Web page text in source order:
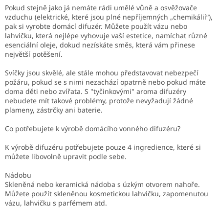
Pokud stejně jako já nemáte rádi umělé vůně a osvěžovače
vzduchu (elektrické, které jsou plné nepříjemných „chemikálií“),
pak si vyrobte domácí difuzér. Můžete použít vázu nebo
lahvičku, která nejlépe vyhovuje vaší estetice, namíchat různé
esenciální oleje, dokud nezískáte směs, která vám přinese
největší potěšení.
Svíčky jsou skvělé, ale stále mohou představovat nebezpečí
požáru, pokud se s nimi nezachází opatrně nebo pokud máte
doma děti nebo zvířata. S "tyčinkovými" aroma difuzéry
nebudete mít takové problémy, protože nevyžadují žádné
plameny, zástrčky ani baterie.
Co potřebujete k výrobě domácího vonného difuzéru?
K výrobě difuzéru potřebujete pouze 4 ingredience, které si
můžete libovolně upravit podle sebe.
Nádobu
Skleněná nebo keramická nádoba s úzkým otvorem nahoře.
Můžete použít skleněnou kosmetickou lahvičku, zapomenutou
vázu, lahvičku s parfémem atd.